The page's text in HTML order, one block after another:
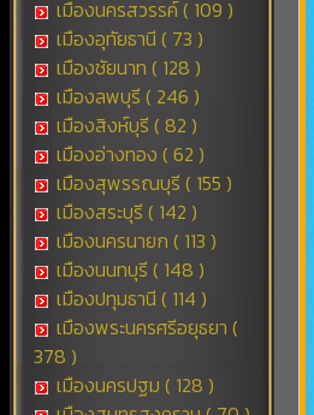
เมืองนครสวรรค์ ( 109 )
เมืองอุทัยธานี ( 73 )
เมืองชัยนาท ( 128 )
เมืองลพบุรี ( 246 )
เมืองสิงห์บุรี ( 82 )
เมืองอ่างทอง ( 62 )
เมืองสุพรรณบุรี ( 155 )
เมืองสระบุรี ( 142 )
เมืองนครนายก ( 113 )
เมืองนนทบุรี ( 148 )
เมืองปทุมธานี ( 114 )
เมืองพระนครศรีอยุธยา (
378 )
เมืองนครปฐม ( 128 )